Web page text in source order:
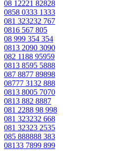
08 12221 82828
0858 0333 1333
081 323232 767
0816 567 805
08 999 354 354
0813 2090 3090
082 1188 95959
0813 8595 5888
087 8877 89898
08777 3132 888
0813 8005 7070
0813 882 8887
081 2288 98 998
081 323232 668
081 32323 2535
085 888888 383
08133 7899 899